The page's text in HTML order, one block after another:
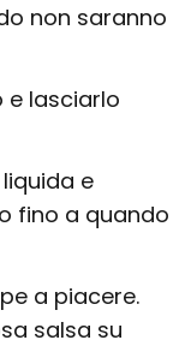
non saranno
e lasciarlo
e
fino a quando
a piacere.
salsa su